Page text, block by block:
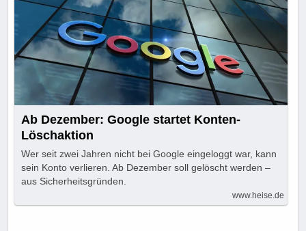
Ab Dezember: Google startet Konten-
Löschaktion
Wer seit zwei Jahren nicht bei Google eingeloggt war, kann
sein Konto verlieren. Ab Dezember soll gelöscht werden –
aus Sicherheitsgründen.
www.heise.de